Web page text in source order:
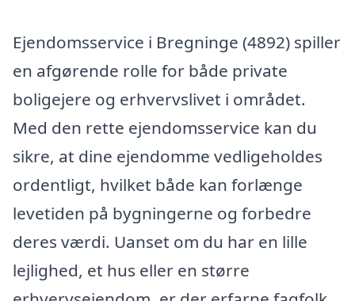
Ejendomsservice i Bregninge (4892) spiller
en afgørende rolle for både private
boligejere og erhvervslivet i området.
Med den rette ejendomsservice kan du
sikre, at dine ejendomme vedligeholdes
ordentligt, hvilket både kan forlænge
levetiden på bygningerne og forbedre
deres værdi. Uanset om du har en lille
lejlighed, et hus eller en større